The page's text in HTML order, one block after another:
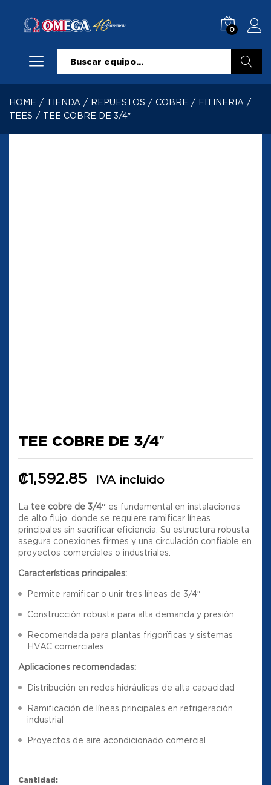
0
HOME / TIENDA / REPUESTOS / COBRE / FITINERIA /
TEES / TEE COBRE DE 3/4″
TEE COBRE DE 3/4″
₡1,592.85 IVA incluido
La tee cobre de 3/4″ es fundamental en instalaciones
de alto flujo, donde se requiere ramificar líneas
principales sin sacrificar eficiencia. Su estructura robusta
asegura conexiones firmes y una circulación confiable en
proyectos comerciales o industriales.
Características principales:
Permite ramificar o unir tres líneas de 3/4″
Construcción robusta para alta demanda y presión
Recomendada para plantas frigoríficas y sistemas
HVAC comerciales
Aplicaciones recomendadas:
Distribución en redes hidráulicas de alta capacidad
Ramificación de líneas principales en refrigeración
industrial
Proyectos de aire acondicionado comercial
Cantidad: